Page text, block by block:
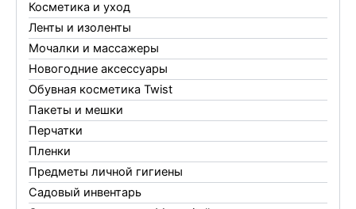
Косметика и уход
Ленты и изоленты
Мочалки и массажеры
Новогодние аксессуары
Обувная косметика Twist
Пакеты и мешки
Перчатки
Пленки
Предметы личной гигиены
Садовый инвентарь